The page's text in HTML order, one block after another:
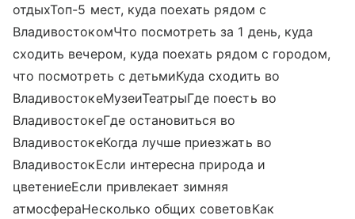
отдыхТоп-5 мест, куда поехать рядом с
ВладивостокомЧто посмотреть за 1 день, куда
сходить вечером, куда поехать рядом с городом,
что посмотреть с детьмиКуда сходить во
ВладивостокеМузеиТеатрыГде поесть во
ВладивостокеГде остановиться во
ВладивостокеКогда лучше приезжать во
ВладивостокЕсли интересна природа и
цветениеЕсли привлекает зимняя
атмосфераНесколько общих советовКак